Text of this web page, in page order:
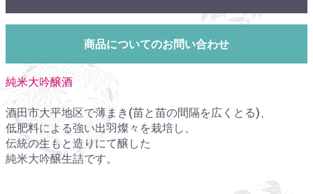
商品についてのお問い合わせ
純米大吟醸酒
酒田市大平地区で薄まき(苗と苗の間隔を広くとる)、
低肥料による強い出羽燦々を栽培し、
伝統の生もと造りにて醸した
純米大吟醸生詰です。